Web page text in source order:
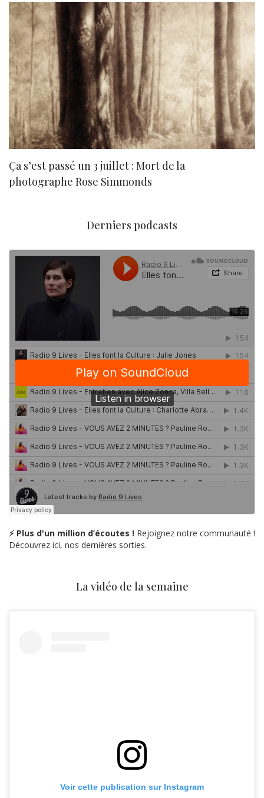
Ça s’est passé un 3 juillet : Mort de la
photographe Rose Simmonds
Derniers podcasts
⚡ Plus d'un million d’écoutes ! Rejoignez notre communauté !
Découvrez ici, nos dernières sorties.
La vidéo de la semaine
Voir cette publication sur Instagram